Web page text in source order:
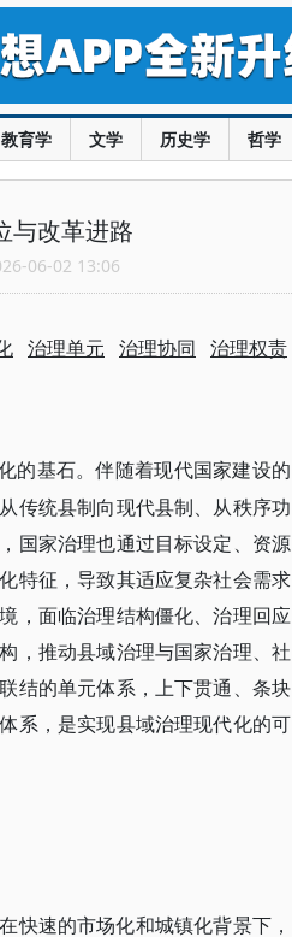
教育学 文学 历史学 哲学
与改革进路
06-02 13:06
治理单元 治理协同 治理权责
的基石。伴随着现代国家建设的
传统县制向现代县制、从秩序功
国家治理也通过目标设定、资源
特征，导致其适应复杂社会需求
，面临治理结构僵化、治理回应
，推动县域治理与国家治理、社
结的单元体系，上下贯通、条块
系，是实现县域治理现代化的可
快速的市场化和城镇化背景下，